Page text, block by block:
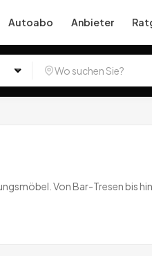
Autoabo Anbieter
Von Bar-Tresen bis